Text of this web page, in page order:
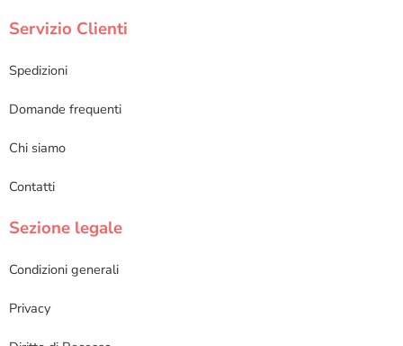
Servizio Clienti
Spedizioni
Domande frequenti
Chi siamo
Contatti
Sezione legale
Condizioni generali
Privacy